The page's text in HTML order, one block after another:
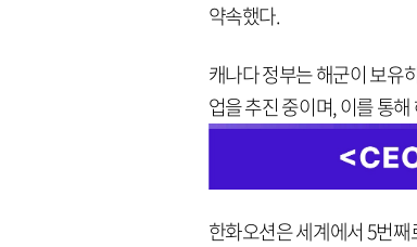
약속했다.
캐나다 정부는 해군이 보유
업을 추진 중이며, 이를 통
한화오션은 세계에서 5번